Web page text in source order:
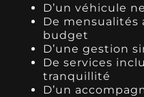
D’un véhicule
De mensualités
budget
D’une gestion
De services
tranquillité
D’un